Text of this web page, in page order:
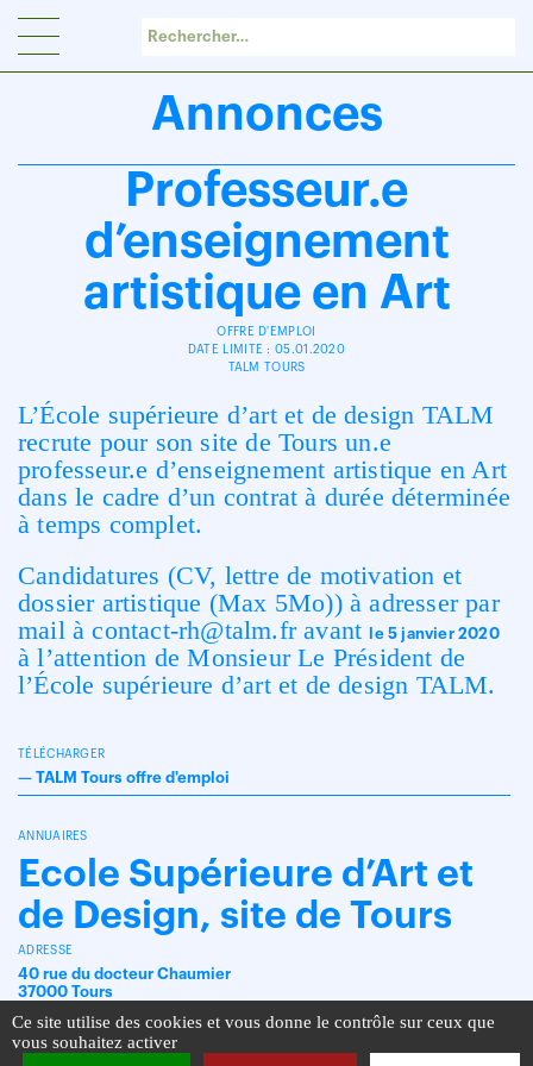
Annonces
Professeur.e
d’enseignement
artistique en Art
OFFRE D'EMPLOI
DATE LIMITE : 05.01.2020
TALM TOURS
L’École supérieure d’art et de design TALM
recrute pour son site de Tours un.e
professeur.e d’enseignement artistique en Art
dans le cadre d’un contrat à durée déterminée
à temps complet.
Candidatures (CV, lettre de motivation et
dossier artistique (Max 5Mo)) à adresser par
mail à contact-rh@talm.fr avant le 5 janvier 2020
à l’attention de Monsieur Le Président de
l’École supérieure d’art et de design TALM.
TÉLÉCHARGER
— TALM Tours offre d'emploi
ANNUAIRES
Ecole Supérieure d’Art et
de Design, site de Tours
ADRESSE
40 rue du docteur Chaumier
37000 Tours
Ce site utilise des cookies et vous donne le contrôle sur ceux que
vous souhaitez activer